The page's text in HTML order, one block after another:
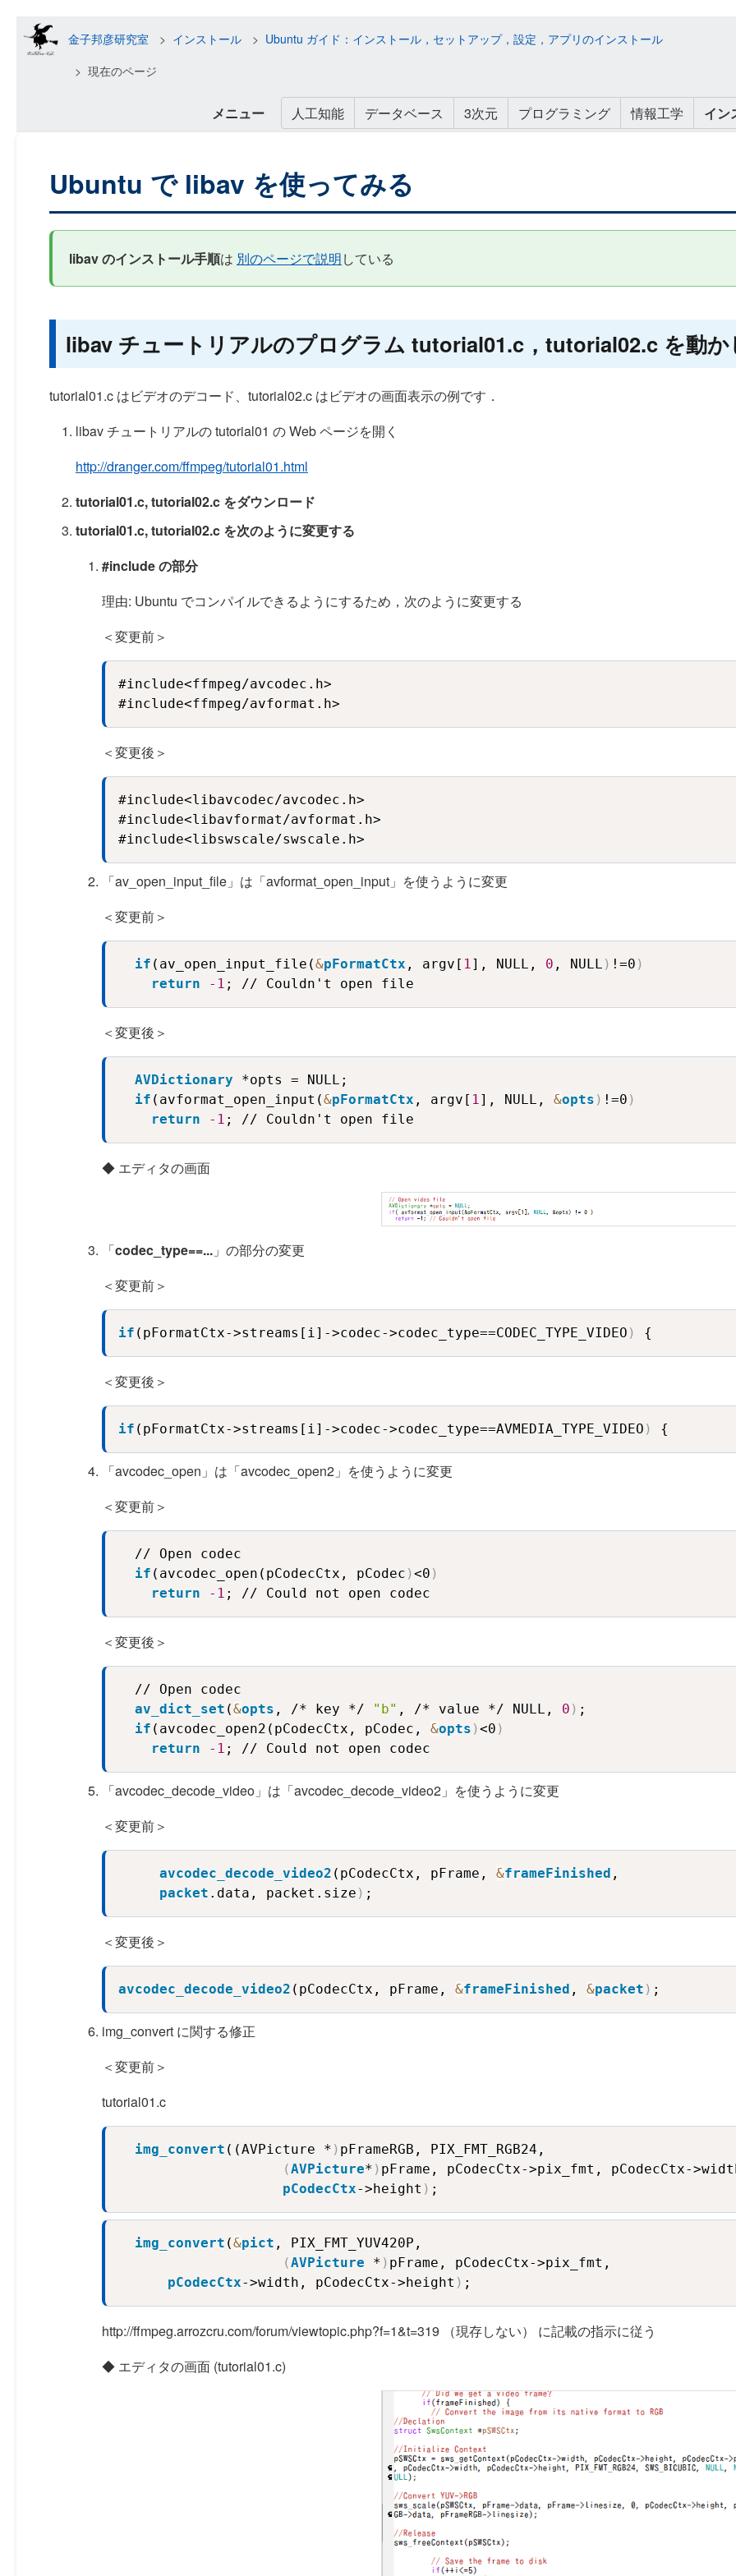
金子邦彦研究室 インストール
Ubuntu ガイド：インストール，セットアップ，設定，アプリのインストール
現在のページ
メニュー 人工知能 データベース 3次元 プログラミング 情報工学 イン
Ubuntu で libav を使ってみる
libav のインストール手順は 別のページで説明している
libav チュートリアルのプログラム tutorial01.c，tutorial02.c を動
tutorial01.c はビデオのデコード、tutorial02.c はビデオの画面表示の例です．
libav チュートリアルの tutorial01 の Web ページを開く
http://dranger.com/ffmpeg/tutorial01.html
tutorial01.c, tutorial02.c をダウンロード
tutorial01.c, tutorial02.c を次のように変更する
#include の部分
理由: Ubuntu でコンパイルできるようにするため，次のように変更する
＜変更前＞
#include<ffmpeg/avcodec.h>
#include<ffmpeg/avformat.h>
＜変更後＞
#include<libavcodec/avcodec.h>
#include<libavformat/avformat.h>
#include<libswscale/swscale.h>
「av_open_input_file」は「avformat_open_input」を使うように変更
＜変更前＞
if (av_open_input_file(&pFormatCtx , argv[ 1], NULL, 0 , NULL ) !=0 )
return
-1 ; // Couldn't open file
＜変更後＞
AVDictionary *opts = NULL;
if (avformat_open_input(&pFormatCtx , argv[ 1], NULL, &opts ) !=0 )
return
-1 ; // Couldn't open file
◆ エディタの画面
「codec_type==... 」の部分の変更
＜変更前＞
if (pFormatCtx->streams[i]->codec->codec_type==CODEC_TYPE_VIDEO ) {
＜変更後＞
if (pFormatCtx->streams[i]->codec->codec_type==AVMEDIA_TYPE_VIDEO ) {
「avcodec_open」は「avcodec_open2」を使うように変更
＜変更前＞
  // Open codec
if (avcodec_open(pCodecCtx, pCodec )<0 )
return
-1 ; // Could not open codec
＜変更後＞
  // Open codec
av_dict_set (&opts , /* key */ "b" , /* value */ NULL, 0 ) ;
if (avcodec_open2(pCodecCtx, pCodec, &opts )<0 )
return
-1 ; // Could not open codec
「avcodec_decode_video」は「avcodec_decode_video2」を使うように変更
＜変更前＞
avcodec_decode_video2 (pCodecCtx, pFrame, &frameFinished ,
packet .data, packet.size ) ;
＜変更後＞
avcodec_decode_video2 (pCodecCtx, pFrame, &frameFinished , &packet ) ;
img_convert に関する修正
＜変更前＞
tutorial01.c
img_convert ((AVPicture * ) pFrameRGB, PIX_FMT_RGB24,
(AVPicture* ) pFrame, pCodecCtx->pix_fmt, pCodecCtx-
pCodecCtx->height ) ;
img_convert (&pict , PIX_FMT_YUV420P,
(AVPicture * ) pFrame, pCodecCtx->pix_fmt,
pCodecCtx->width, pCodecCtx->height ) ;
http://ffmpeg.arrozcru.com/forum/viewtopic.php?f=1&t=319 （現存しない） に記載の指示に従う
◆ エディタの画面 (tutorial01.c)